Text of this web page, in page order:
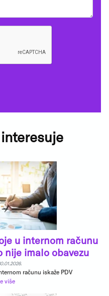
u internom računu
nije imalo obavezu
računu iskaže PDV
više